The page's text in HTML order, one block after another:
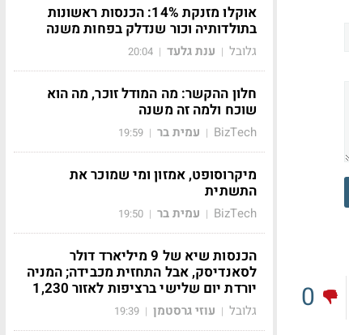
0
אוקלו מזנקת 14%: הכנסות ראשונות
בתולדותיה וכור שנדלק בפחות משנה
גלובל | ענת גלעד |
20:04
חלון ההקשר: מה המודל זוכר, מה הוא
שוכח ולמה זה משנה
BizTech
| עמית בר |
19:59
מיקרוסופט, אמזון ומי שמוכר את
התשתית
BizTech
| עמית בר |
19:50
הכנסות שיא של 9 מיליארד דולר
לסאנדיסק, אבל התחזית מכבידה; המניה
יורדת יום שלישי ברציפות לאזור 1,230
גלובל | עוזי גרסטמן |
19:39